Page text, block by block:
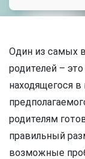
Один из самых
родителей –
находящегося
родителям
правильный
возможные